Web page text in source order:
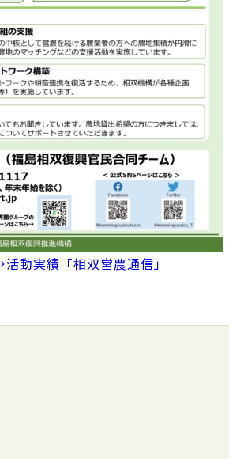
動実績「相双営農通信」